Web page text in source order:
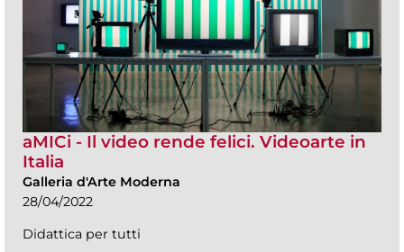
aMICi - Il video rende felici. Videoarte in
Italia
Galleria d'Arte Moderna
28/04/2022
Didattica per tutti